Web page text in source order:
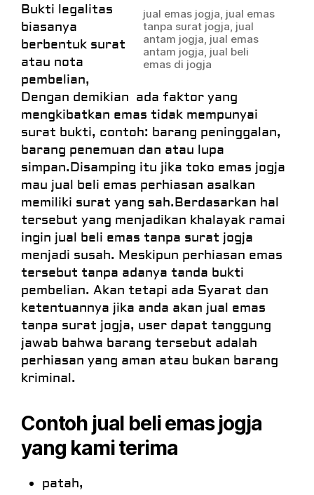
jual emas jogja, jual emas
tanpa surat jogja, jual
antam jogja, jual emas
antam jogja, jual beli
emas di jogja
Bukti legalitas
biasanya
berbentuk surat
atau nota
pembelian,
Dengan demikian ada faktor yang
mengkibatkan emas tidak mempunyai
surat bukti, contoh: barang peninggalan,
barang penemuan dan atau lupa
simpan.Disamping itu jika toko emas jogja
mau jual beli emas perhiasan asalkan
memiliki surat yang sah.Berdasarkan hal
tersebut yang menjadikan khalayak ramai
ingin jual beli emas tanpa surat jogja
menjadi susah. Meskipun perhiasan emas
tersebut tanpa adanya tanda bukti
pembelian. Akan tetapi ada Syarat dan
ketentuannya jika anda akan jual emas
tanpa surat jogja, user dapat tanggung
jawab bahwa barang tersebut adalah
perhiasan yang aman atau bukan barang
kriminal.
Contoh jual beli emas jogja
yang kami terima
patah,